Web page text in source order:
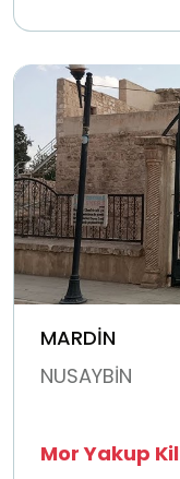
MARDİN
NUSAYBİN
Mor Yakup